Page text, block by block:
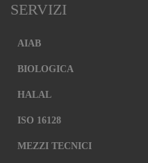
SERVIZI
AIAB
BIOLOGICA
HALAL
ISO 16128
MEZZI TECNICI